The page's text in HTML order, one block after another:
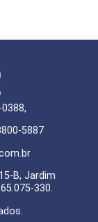
5887
B, Jardim
330.